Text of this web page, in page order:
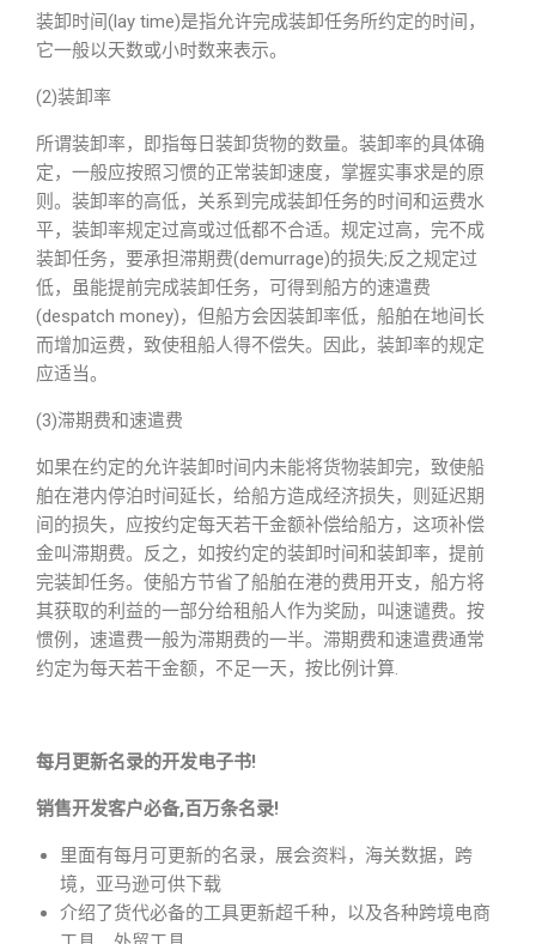
装卸时间(lay time)是指允许完成装卸任务所约定的时间，
它一般以天数或小时数来表示。
(2)装卸率
所谓装卸率，即指每日装卸货物的数量。装卸率的具体确
定，一般应按照习惯的正常装卸速度，掌握实事求是的原
则。装卸率的高低，关系到完成装卸任务的时间和运费水
平，装卸率规定过高或过低都不合适。规定过高，完不成
装卸任务，要承担滞期费(demurrage)的损失;反之规定过
低，虽能提前完成装卸任务，可得到船方的速遣费
(despatch money)，但船方会因装卸率低，船舶在地间长
而增加运费，致使租船人得不偿失。因此，装卸率的规定
应适当。
(3)滞期费和速遣费
如果在约定的允许装卸时间内未能将货物装卸完，致使船
舶在港内停泊时间延长，给船方造成经济损失，则延迟期
间的损失，应按约定每天若干金额补偿给船方，这项补偿
金叫滞期费。反之，如按约定的装卸时间和装卸率，提前
完装卸任务。使船方节省了船舶在港的费用开支，船方将
其获取的利益的一部分给租船人作为奖励，叫速谴费。按
惯例，速遣费一般为滞期费的一半。滞期费和速遣费通常
约定为每天若干金额，不足一天，按比例计算.
每月更新名录的开发电子书!
销售开发客户必备,百万条名录!
里面有每月可更新的名录，展会资料，海关数据，跨
境，亚马逊可供下载
介绍了货代必备的工具更新超千种，以及各种跨境电商